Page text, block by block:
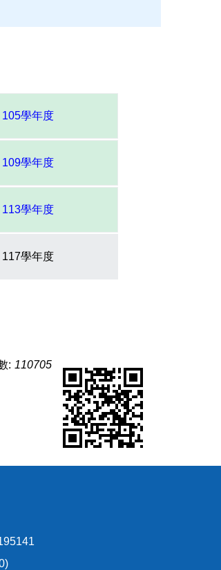
105學年度
109學年度
113學年度
117學年度
: 110705